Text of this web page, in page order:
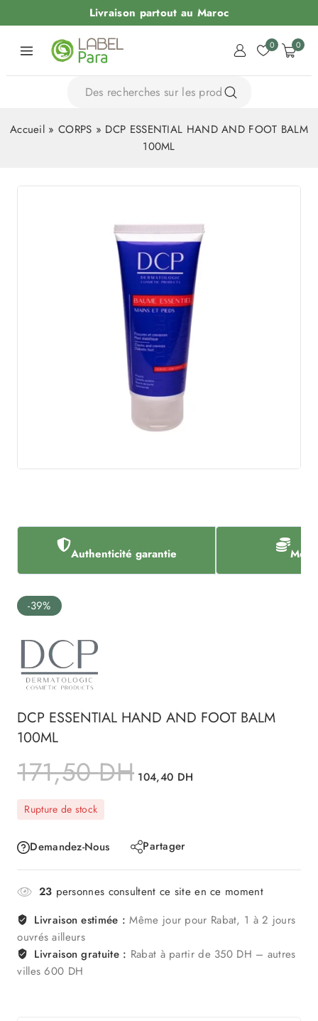
Livraison partout au Maroc
0 0
Accueil » CORPS » DCP ESSENTIAL HAND AND FOOT BALM
100ML
Authenticité garantie
-39%
DCP ESSENTIAL HAND AND FOOT BALM
100ML
171,50DH 104,40 DH
Rupture de stock
Demandez-Nous Partager
23 personnes consultent ce site en ce moment
Livraison estimée : Même jour pour Rabat, 1 à 2 jours
ouvrés ailleurs
Livraison gratuite : Rabat à partir de 350 DH – autres
villes 600 DH